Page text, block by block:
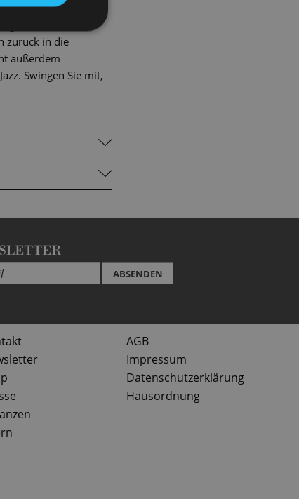
von Igor
zurück in die
außerdem
Swingen Sie mit,
ABSENDEN
AGB
Impressum
Datenschutzerklärung
Hausordnung